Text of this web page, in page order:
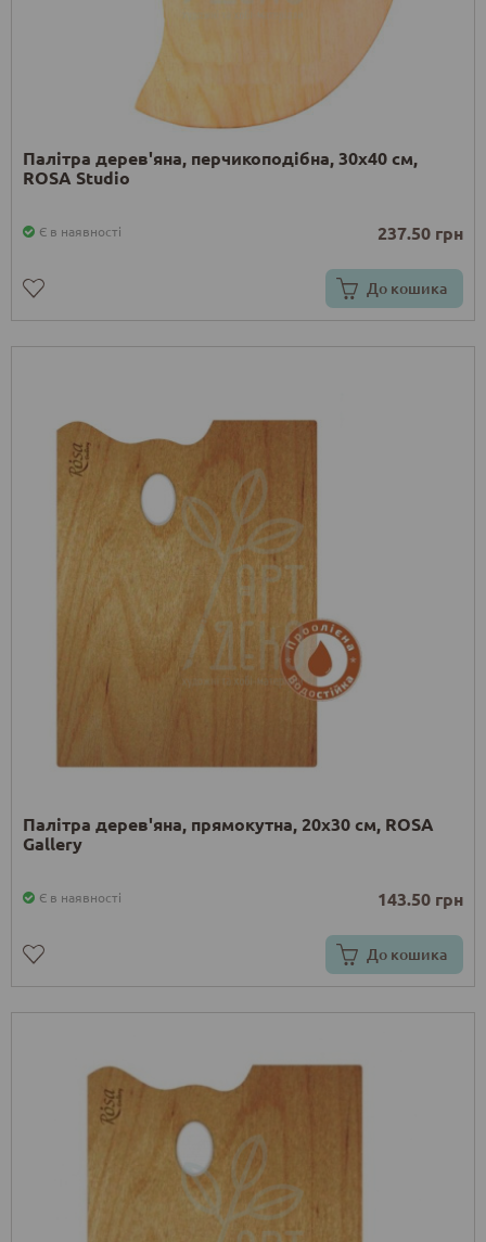
Палітра дерев'яна, перчикоподібна, 30х40 см,
ROSA Studio
Є в наявності 237.50 грн
До кошика
Палітра дерев'яна, прямокутна, 20х30 см, ROSA
Gallery
Є в наявності 143.50 грн
До кошика